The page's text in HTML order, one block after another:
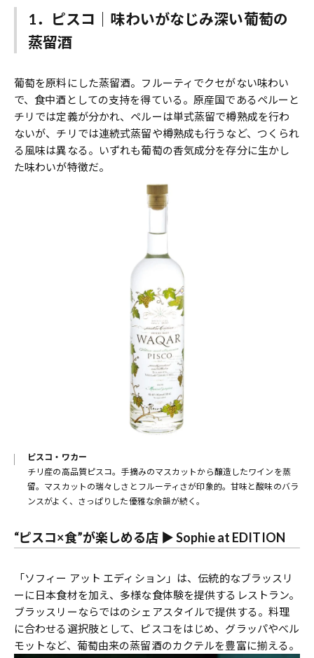
1．ピスコ｜味わいがなじみ深い葡萄の
蒸留酒
葡萄を原料にした蒸留酒。フルーティでクセがない味わい
で、食中酒としての支持を得ている。原産国であるペルーと
チリでは定義が分かれ、ペルーは単式蒸留で樽熟成を行わ
ないが、チリでは連続式蒸留や樽熟成も行うなど、つくられ
る風味は異なる。いずれも葡萄の香気成分を存分に生かし
た味わいが特徴だ。
ピスコ・ワカー
チリ産の高品質ピスコ。手摘みのマスカットから醸造したワインを蒸
留。マスカットの瑞々しさとフルーティさが印象的。甘味と酸味のバラ
ンスがよく、さっぱりした優雅な余韻が続く。
“ピスコ×食”が楽しめる店 ▶︎ Sophie at EDITION
「ソフィー アット エディション」は、伝統的なブラッスリ
ーに日本食材を加え、多様な食体験を提供するレストラン。
ブラッスリーならではのシェアスタイルで提供する。料理
に合わせる選択肢として、ピスコをはじめ、グラッパやべル
モットなど、葡萄由来の蒸留酒のカクテルを豊富に揃える。